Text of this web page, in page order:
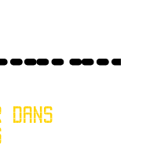
DANS